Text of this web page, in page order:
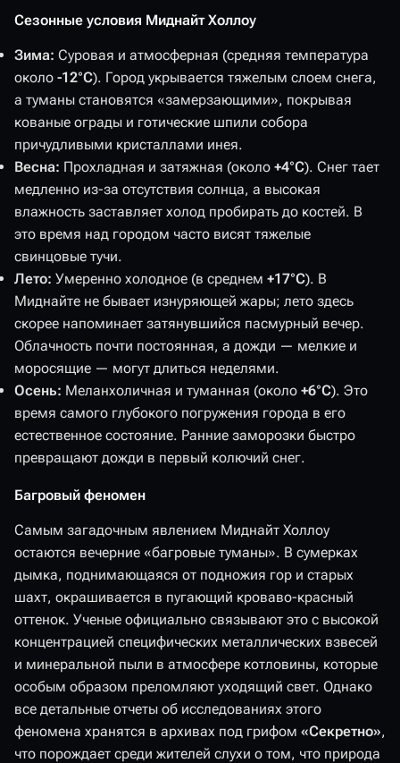
Сезонные условия Миднайт Холлоу
Зима: Суровая и атмосферная (средняя температура
около -12°C). Город укрывается тяжелым слоем снега,
а туманы становятся «замерзающими», покрывая
кованые ограды и готические шпили собора
причудливыми кристаллами инея.
Весна: Прохладная и затяжная (около +4°C). Снег тает
медленно из-за отсутствия солнца, а высокая
влажность заставляет холод пробирать до костей. В
это время над городом часто висят тяжелые
свинцовые тучи.
Лето: Умеренно холодное (в среднем +17°C). В
Миднайте не бывает изнуряющей жары; лето здесь
скорее напоминает затянувшийся пасмурный вечер.
Облачность почти постоянная, а дожди — мелкие и
моросящие — могут длиться неделями.
Осень: Меланхоличная и туманная (около +6°C). Это
время самого глубокого погружения города в его
естественное состояние. Ранние заморозки быстро
превращают дожди в первый колючий снег.
Багровый феномен
Самым загадочным явлением Миднайт Холлоу
остаются вечерние «багровые туманы». В сумерках
дымка, поднимающаяся от подножия гор и старых
шахт, окрашивается в пугающий кроваво-красный
оттенок. Ученые официально связывают это с высокой
концентрацией специфических металлических взвесей
и минеральной пыли в атмосфере котловины, которые
особым образом преломляют уходящий свет. Однако
все детальные отчеты об исследованиях этого
феномена хранятся в архивах под грифом «Секретно»,
что порождает среди жителей слухи о том, что природа